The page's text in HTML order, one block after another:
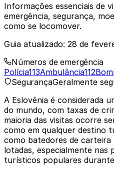
Informações essenciais de
emergência, segurança,
como se locomover.
Guia atualizado: 28 de
Números de emergência
Polícia113Ambulância112
SegurançaGeralmente
A Eslovênia é considerada
do mundo, com taxas de
maioria das visitas ocorre
como em qualquer destino
como batedores de
lotadas, especialmente nas
turísticos populares